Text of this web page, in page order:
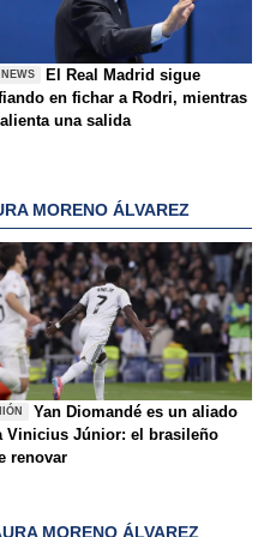
El Real Madrid sigue
en fichar a Rodri, mientras
una salida
MORENO ÁLVAREZ
Yan Diomandé es un aliado
Vinicius Júnior: el brasileño
renovar
MORENO ÁLVAREZ